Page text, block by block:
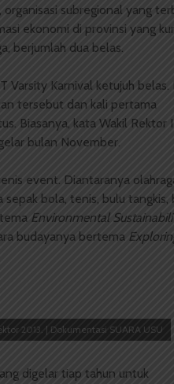
subregional yang
ekonomi di provinsi yang
berjumlah dua belas.
Varsity Karnival ketujuh belas.
tersebut dan kali pertama
Biasanya, kata Wakil Rektor
bulan November.
event. Diantaranya
bola, tenis, bulu tangkis,
Environmental
budayanya bertema
2013. | Dokumentasi SUARA USU
digelar tiap tahun untuk